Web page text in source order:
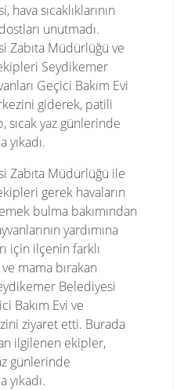
sıcaklıklarının
unutmadı.
Zabıta Müdürlüğü ve
Seydikemer
Geçici Bakım Evi
giderek, patili
sıcak yaz günlerinde
Zabıta Müdürlüğü ile
gerek havaların
bulma bakımından
yardımına
için ilçenin farklı
mama bırakan
Belediyesi
Bakım Evi ve
ziyaret etti. Burada
ilgilenen ekipler,
günlerinde